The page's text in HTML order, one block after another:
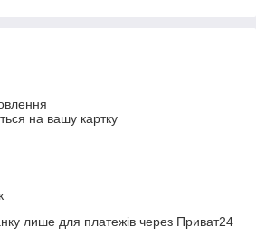
на вашу картку
лише для платежів через Приват24